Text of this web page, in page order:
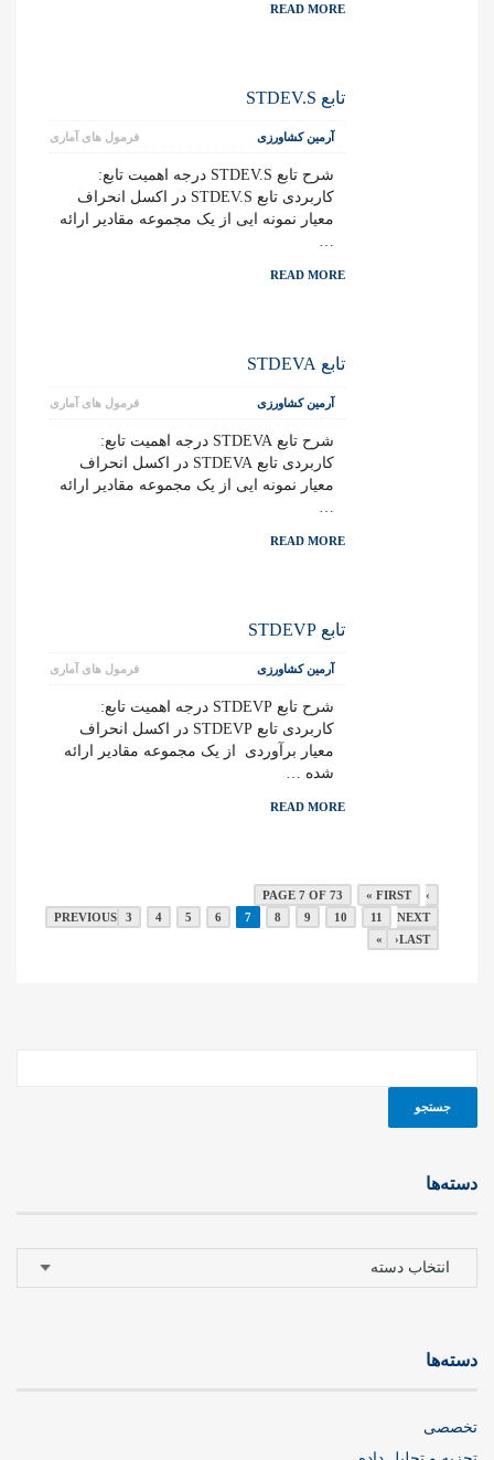
READ MORE
تابع STDEV.S
فرمول های آماری آرمین کشاورزی
شرح تابع STDEV.S درجه اهمیت تابع:
کاربردی تابع STDEV.S در اکسل انحراف
معیار نمونه ایی از یک مجموعه مقادیر ارائه
…
READ MORE
تابع STDEVA
فرمول های آماری آرمین کشاورزی
شرح تابع STDEVA درجه اهمیت تابع:
کاربردی تابع STDEVA در اکسل انحراف
معیار نمونه ایی از یک مجموعه مقادیر ارائه
…
READ MORE
تابع STDEVP
فرمول های آماری آرمین کشاورزی
شرح تابع STDEVP درجه اهمیت تابع:
کاربردی تابع STDEVP در اکسل انحراف
معیار برآوردی از یک مجموعه مقادیر ارائه
شده …
READ MORE
PAGE 7 OF 73 « FIRST
‹
PREVIOUS
3 4 5 6 7 8 9 10 11
NEXT
›LAST »
دسته‌ها
دسته‌ها
تخصصی